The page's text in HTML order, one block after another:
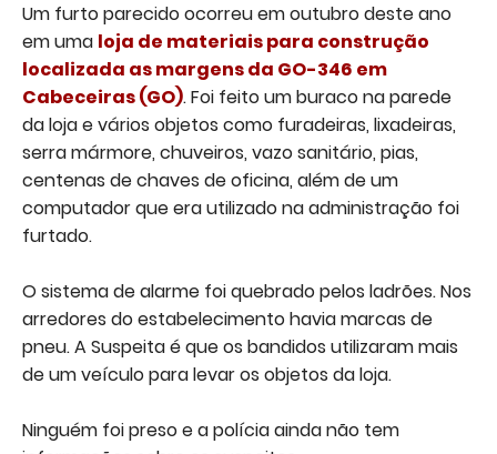
Um furto parecido ocorreu em outubro deste ano
em uma loja de materiais para construção
localizada as margens da GO-346 em
Cabeceiras (GO). Foi feito um buraco na parede
da loja e vários objetos como furadeiras, lixadeiras,
serra mármore, chuveiros, vazo sanitário, pias,
centenas de chaves de oficina, além de um
computador que era utilizado na administração foi
furtado.
O sistema de alarme foi quebrado pelos ladrões. Nos
arredores do estabelecimento havia marcas de
pneu. A Suspeita é que os bandidos utilizaram mais
de um veículo para levar os objetos da loja.
Ninguém foi preso e a polícia ainda não tem